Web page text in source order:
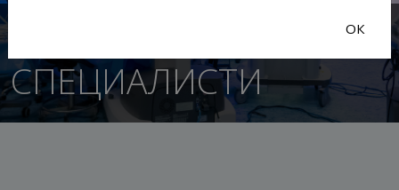
СПЕЦИАЛИСТИ
ОК